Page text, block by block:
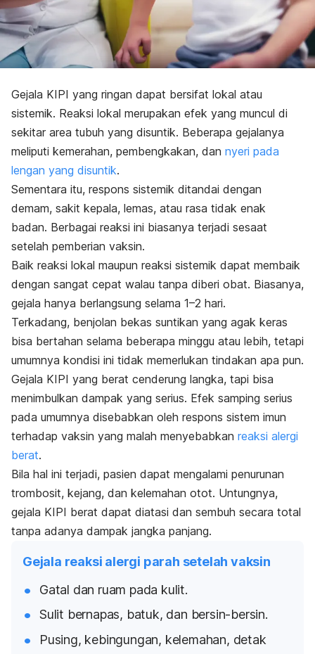
Gejala KIPI yang ringan dapat bersifat lokal atau
sistemik. Reaksi lokal merupakan efek yang muncul di
sekitar area tubuh yang disuntik. Beberapa gejalanya
meliputi kemerahan, pembengkakan, dan nyeri pada
lengan yang disuntik.
Sementara itu, respons sistemik ditandai dengan
demam, sakit kepala, lemas, atau rasa tidak enak
badan. Berbagai reaksi ini biasanya terjadi sesaat
setelah pemberian vaksin.
Baik reaksi lokal maupun reaksi sistemik dapat membaik
dengan sangat cepat walau tanpa diberi obat. Biasanya,
gejala hanya berlangsung selama 1–2 hari.
Terkadang, benjolan bekas suntikan yang agak keras
bisa bertahan selama beberapa minggu atau lebih, tetapi
umumnya kondisi ini tidak memerlukan tindakan apa pun.
Gejala KIPI yang berat cenderung langka, tapi bisa
menimbulkan dampak yang serius. Efek samping serius
pada umumnya disebabkan oleh respons sistem imun
terhadap vaksin yang malah menyebabkan reaksi alergi
berat.
Bila hal ini terjadi, pasien dapat mengalami penurunan
trombosit, kejang, dan kelemahan otot. Untungnya,
gejala KIPI berat dapat diatasi dan sembuh secara total
tanpa adanya dampak jangka panjang.
Gejala reaksi alergi parah setelah vaksin
Gatal dan ruam pada kulit.
Sulit bernapas, batuk, dan bersin-bersin.
Pusing, kebingungan, kelemahan, detak